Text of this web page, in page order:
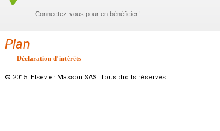
Connectez-vous pour en bénéficier!
Plan
Déclaration d’intérêts
© 2015 Elsevier Masson SAS. Tous droits réservés.